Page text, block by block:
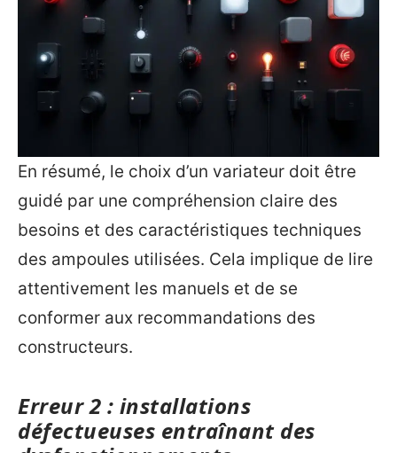
En résumé, le choix d’un variateur doit être
guidé par une compréhension claire des
besoins et des caractéristiques techniques
des ampoules utilisées. Cela implique de lire
attentivement les manuels et de se
conformer aux recommandations des
constructeurs.
Erreur 2 : installations
défectueuses entraînant des